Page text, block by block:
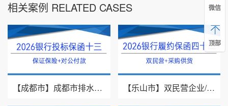
相关案例 RELATED CASES
【成都市】成都市排水有限责任公司/投标保证保险/2026银行投标保函十三 【乐山市】双民营企业/采购供货/2026年银行履约保函四十二
微信
顶部